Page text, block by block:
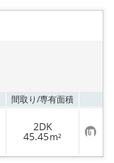
り
間取り/専有面積
2DK
45.45m² お
気
に